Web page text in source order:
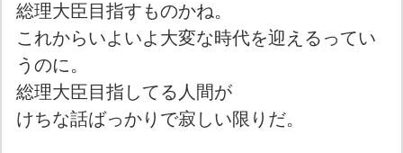
総理大臣目指すものかね。
これからいよいよ大変な時代を迎えるってい
うのに。
総理大臣目指してる人間が
けちな話ばっかりで寂しい限りだ。